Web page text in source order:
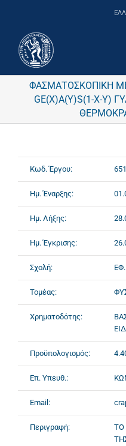
ΦΑΣΜΑΤΟΣΚΟΠΙΚΗ
GE(X)A(Y)S(1-X-Y)
Κωδ. Έργου:
Ημ. Έναρξης:
Ημ. Λήξης:
Ημ. Έγκρισης:
Σχολή:
Τομέας:
Χρηματοδότης:
Προϋπολογισμός:
Επ. Υπευθ.:
Email:
Περιγραφή:
ΤΟ